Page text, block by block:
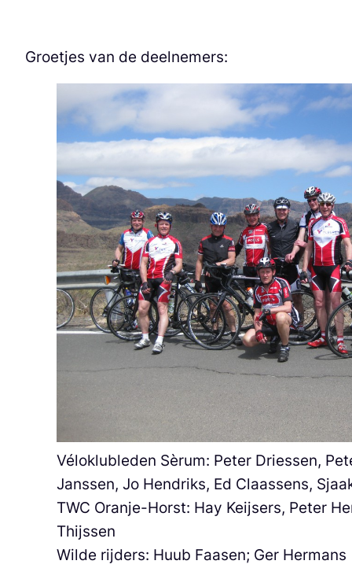
Groetjes van de deelnemers:
Véloklubleden Sèrum: Peter Driessen,
Janssen, Jo Hendriks, Ed Claassens,
TWC Oranje-Horst: Hay Keijsers, Peter
Thijssen
Wilde rijders: Huub Faasen; Ger Hermans